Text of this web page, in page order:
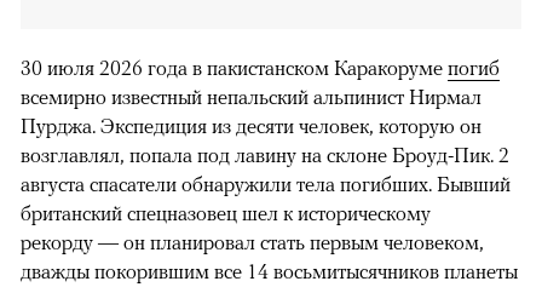
30 июля 2026 года в пакистанском Каракоруме погиб
всемирно известный непальский альпинист Нирмал
Пурджа. Экспедиция из десяти человек, которую он
возглавлял, попала под лавину на склоне Броуд-Пик. 2
августа спасатели обнаружили тела погибших. Бывший
британский спецназовец шел к историческому
рекорду — он планировал стать первым человеком,
дважды покорившим все 14 восьмитысячников планеты